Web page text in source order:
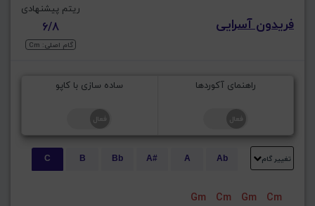
فریدون آسرایی
ریتم پیشنهادی
6/8
گام اصلی: Cm
راهنمای آکوردها ساده سازی با کاپو
تغییر گام Ab
A
A#
Bb
B
C
Gm Cm Gm Cm